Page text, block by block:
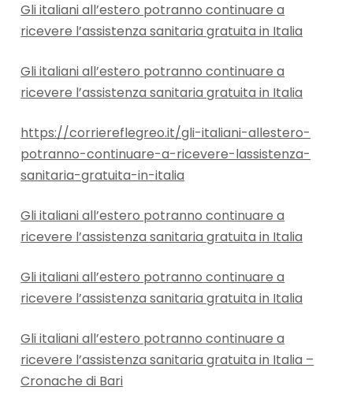
Gli italiani all’estero potranno continuare a
ricevere l’assistenza sanitaria gratuita in Italia
Gli italiani all’estero potranno continuare a
ricevere l’assistenza sanitaria gratuita in Italia
https://corriereflegreo.it/gli-italiani-allestero-
potranno-continuare-a-ricevere-lassistenza-
sanitaria-gratuita-in-italia
Gli italiani all’estero potranno continuare a
ricevere l’assistenza sanitaria gratuita in Italia
Gli italiani all’estero potranno continuare a
ricevere l’assistenza sanitaria gratuita in Italia
Gli italiani all’estero potranno continuare a
ricevere l’assistenza sanitaria gratuita in Italia –
Cronache di Bari